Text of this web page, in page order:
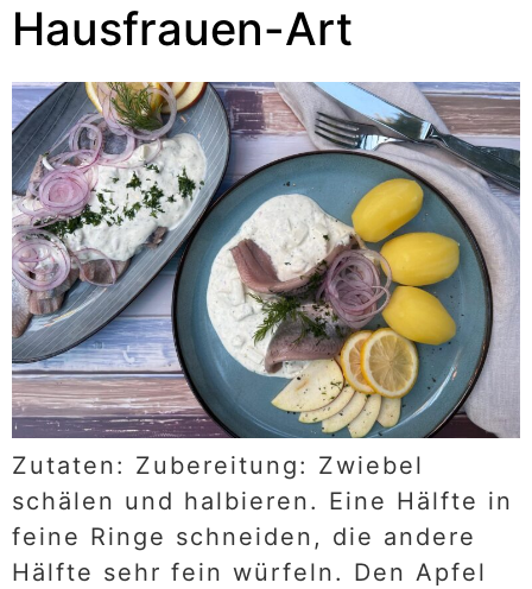
Hausfrauen-Art
Zutaten: Zubereitung: Zwiebel
schälen und halbieren. Eine Hälfte in
feine Ringe schneiden, die andere
Hälfte sehr fein würfeln. Den Apfel